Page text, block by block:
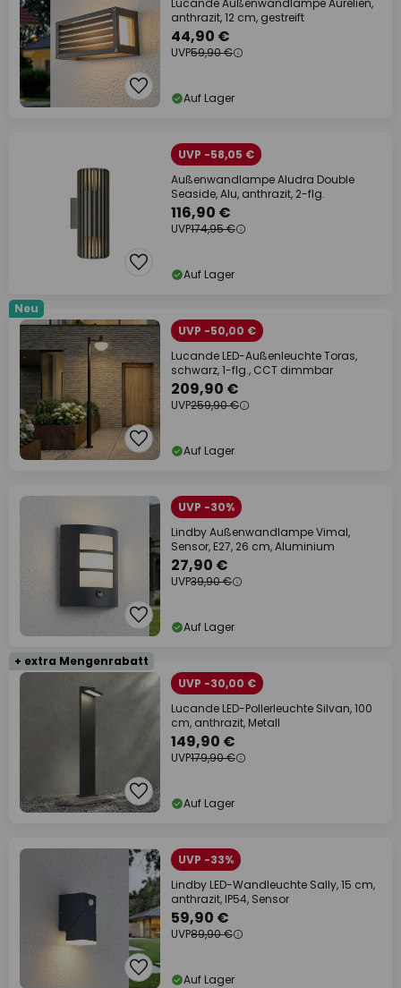
Lucande Außenwandlampe Aurelien,
anthrazit, 12 cm, gestreift
44,90 €
UVP59,90 €
Auf Lager
UVP -58,05 €
Außenwandlampe Aludra Double
Seaside, Alu, anthrazit, 2-flg.
116,90 €
UVP174,95 €
Auf Lager
Neu
UVP -50,00 €
Lucande LED-Außenleuchte Toras,
schwarz, 1-flg., CCT dimmbar
209,90 €
UVP259,90 €
Auf Lager
UVP -30%
Lindby Außenwandlampe Vimal,
Sensor, E27, 26 cm, Aluminium
27,90 €
UVP39,90 €
Auf Lager
+ extra Mengenrabatt
UVP -30,00 €
Lucande LED-Pollerleuchte Silvan, 100
cm, anthrazit, Metall
149,90 €
UVP179,90 €
Auf Lager
UVP -33%
Lindby LED-Wandleuchte Sally, 15 cm,
anthrazit, IP54, Sensor
59,90 €
UVP89,90 €
Auf Lager